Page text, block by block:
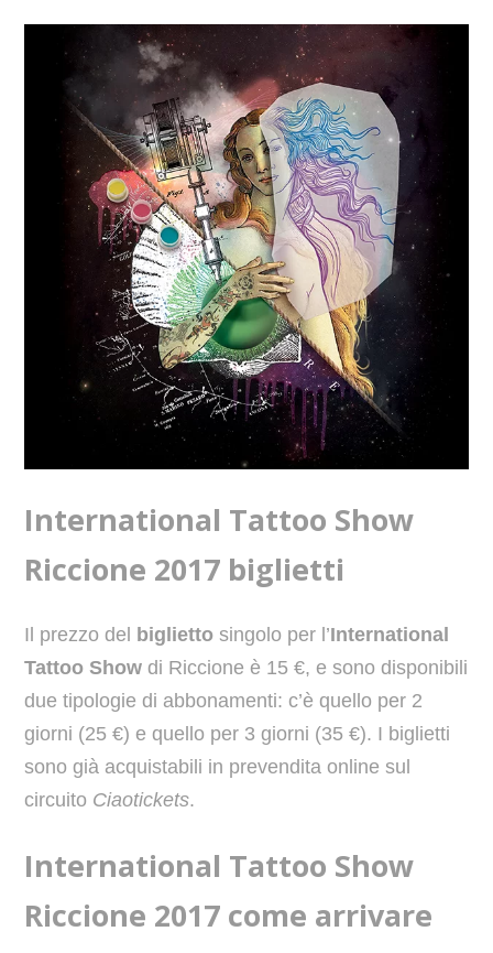
International Tattoo Show
Riccione 2017 biglietti
Il prezzo del bigliettosingolo per l’International
Tattoo Showdi Riccione è 15 €, e sono disponibili
due tipologie di abbonamenti: c’è quello per 2
giorni (25 €) e quello per 3 giorni (35 €). I biglietti
sono già acquistabili in prevendita online sul
circuito Ciaotickets.
International Tattoo Show
Riccione 2017 come arrivare